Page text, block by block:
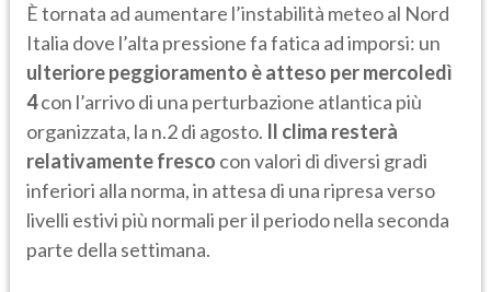
È tornata ad aumentare l’instabilità meteo al Nord
Italia dove l’alta pressione fa fatica ad imporsi: un
ulteriore peggioramento è atteso per mercoledì
4con l’arrivo di una perturbazione atlantica più
organizzata, la n.2 di agosto. Il clima resterà
relativamente fresco con valori di diversi gradi
inferiori alla norma, in attesa di una ripresa verso
livelli estivi più normali per il periodo nella seconda
parte della settimana.